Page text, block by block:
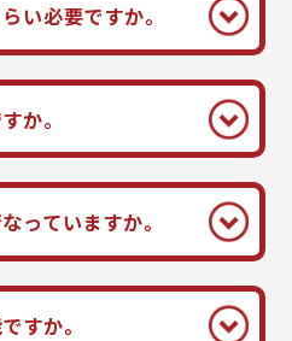
い必要ですか。
か。
っていますか。
すか。